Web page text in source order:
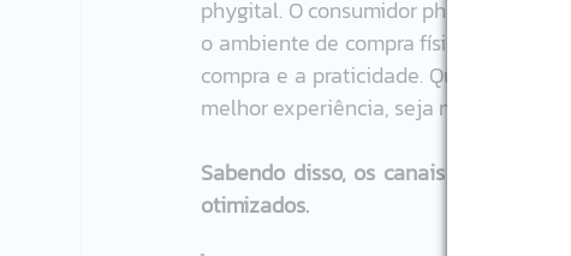
phygital. O consumidor phygital quer
o ambiente de compra físico. Ele
compra e a praticidade. Quanto aos
melhor experiência, seja no ambiente
Sabendo disso, os canais digitais de
otimizados.